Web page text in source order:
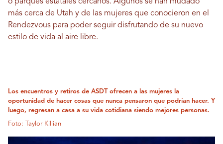
más cerca de Utah y de las mujeres que conocieron en el
Rendezvous para poder seguir disfrutando de su nuevo
estilo de vida al aire libre.
Los encuentros y retiros de ASDT ofrecen a las mujeres la
oportunidad de hacer cosas que nunca pensaron que podrían hacer. Y
luego, regresan a casa a su vida cotidiana siendo mejores personas.
Foto: Taylor Killian